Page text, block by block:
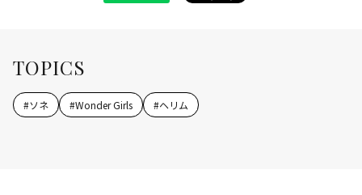
TOPICS
#ソネ #Wonder Girls #ヘリム